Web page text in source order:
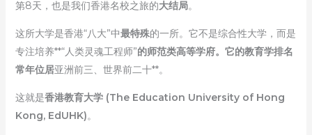
第8天，也是我们香港名校之旅的大结局。
这所大学是香港“八大”中最特殊的一所。它不是综合性大学，而是
专注培养**“人类灵魂工程师”的师范类高等学府。它的教育学排名
常年位居亚洲前三、世界前二十**。
这就是香港教育大学 (The Education University of Hong
Kong, EdUHK)。